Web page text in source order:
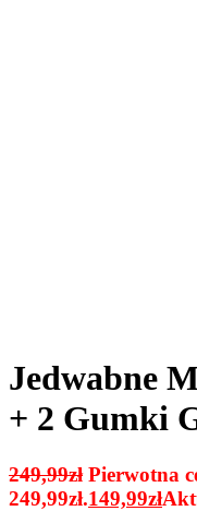
Jedwabne
+ 2 Gumki
249,99zł Pierwotna
249,99zł.149,99zł